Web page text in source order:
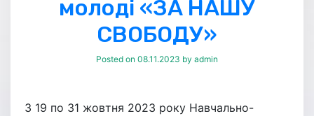
молоді «ЗА НАШУ
СВОБОДУ»
Posted on 08.11.2023 by admin
З 19 по 31 жовтня 2023 року Навчально-